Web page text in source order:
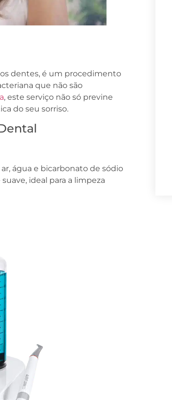
dentes, é um procedimento
que não são
, este serviço não só previne
do seu sorriso.
água e bicarbonato de sódio
ideal para a limpeza